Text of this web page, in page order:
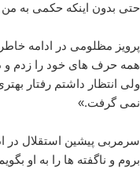
حتی بدون اینکه حکمی به من
پرویز مظلومی در ادامه
همه حرف های خود را زدم
ولی انتظار داشتم رفتار
نمی گرفت.»
سرمربی پیشین استقلال در
بروم و ناگفته ها را به او